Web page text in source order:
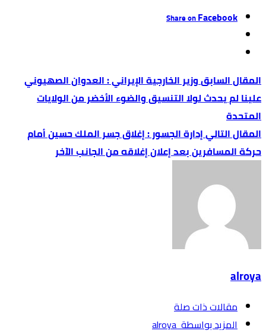
Share onFacebook
وزير الخارجية الإيراني : العدوان الصهيوني
علينا لم يحدث لولا التنسيق والضوء الأخضر من الولايات
المتحدة
إدارة الجسور : إغلاق جسر الملك حسين أمام
حركة المسافرين بعد إعلان إغلاقه من الجانب الآخر
alroya
‫مقالات ذات صلة‬
‫‫المزيد بواسطة‬ ‬ alroya